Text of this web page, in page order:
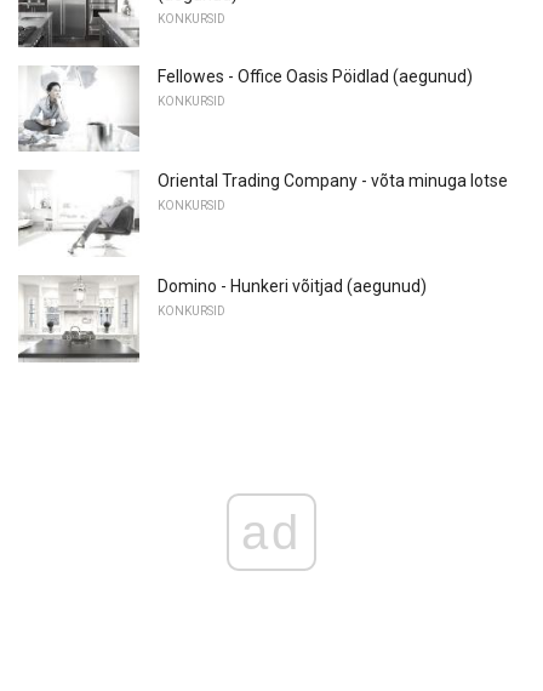
KONKURSID
Fellowes - Office Oasis Pöidlad (aegunud)
KONKURSID
Oriental Trading Company - võta minuga lotse
KONKURSID
Domino - Hunkeri võitjad (aegunud)
KONKURSID
ad